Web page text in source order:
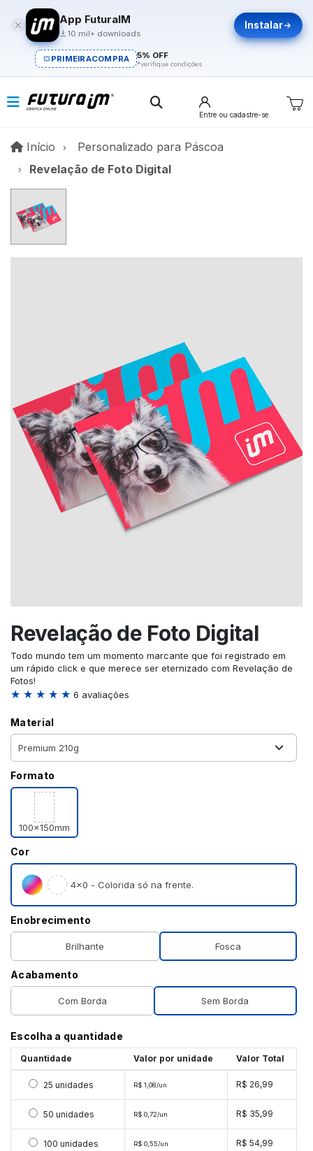
App FuturaIM
10 mil+ downloads
Instalar
PRIMEIRACOMPRA 5% OFF
*verifique condições
Entre ou cadastre-se
Início InícioPersonalizado para Páscoa​
Revelação de Foto Digital
Revelação de Foto Digital
Todo mundo tem um momento marcante que foi registrado em
um rápido click e que merece ser eternizado com Revelação de
Fotos!
★ ★ ★ ★ ★ 6 avaliações
Material
Formato
100x150mm
Cor
4×0 - Colorida só na frente.
Enobrecimento
Brilhante Fosca
Acabamento
Com Borda Sem Borda
Escolha a quantidade
Quantidade Valor por unidade Valor Total
Selecionar 25 unidades
25 unidades R$ 1,08/un R$ 26,99
Selecionar 50 unidades
50 unidades R$ 0,72/un R$ 35,99
Selecionar 100 unidades
100 unidades R$ 0,55/un R$ 54,99